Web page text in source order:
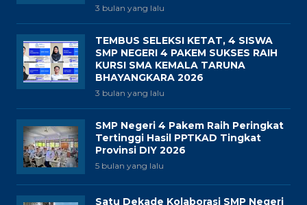
3 bulan yang lalu
TEMBUS SELEKSI KETAT, 4 SISWA
SMP NEGERI 4 PAKEM SUKSES RAIH
KURSI SMA KEMALA TARUNA
BHAYANGKARA 2026
3 bulan yang lalu
SMP Negeri 4 Pakem Raih Peringkat
Tertinggi Hasil PPTKAD Tingkat
Provinsi DIY 2026
5 bulan yang lalu
Satu Dekade Kolaborasi SMP Negeri